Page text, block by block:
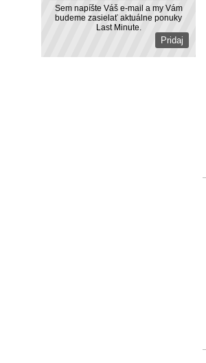
Sem napíšte Váš e-mail a my Vám
budeme zasielať aktuálne ponuky
Last Minute.